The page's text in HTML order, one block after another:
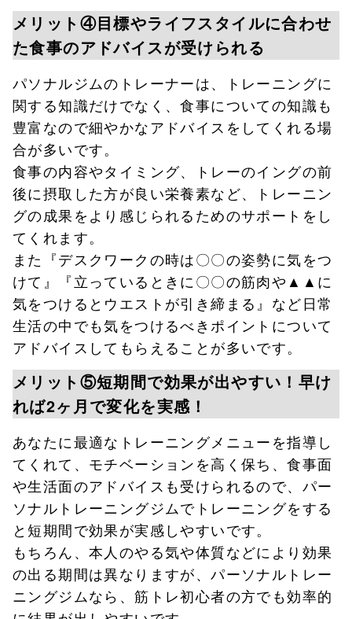
メリット④目標やライフスタイルに合わせ
た食事のアドバイスが受けられる
パソナルジムのトレーナーは、トレーニングに
関する知識だけでなく、食事についての知識も
豊富なので細やかなアドバイスをしてくれる場
合が多いです。
食事の内容やタイミング、トレーのイングの前
後に摂取した方が良い栄養素など、トレーニン
グの成果をより感じられるためのサポートをし
てくれます。
また『デスクワークの時は〇〇の姿勢に気をつ
けて』『立っているときに〇〇の筋肉や▲▲に
気をつけるとウエストが引き締まる』など日常
生活の中でも気をつけるべきポイントについて
アドバイスしてもらえることが多いです。
メリット⑤短期間で効果が出やすい！早け
れば2ヶ月で変化を実感！
あなたに最適なトレーニングメニューを指導し
てくれて、モチベーションを高く保ち、食事面
や生活面のアドバイスも受けられるので、パー
ソナルトレーニングジムでトレーニングをする
と短期間で効果が実感しやすいです。
もちろん、本人のやる気や体質などにより効果
の出る期間は異なりますが、パーソナルトレー
ニングジムなら、筋トレ初心者の方でも効率的